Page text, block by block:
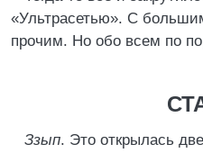
«Ультрасетью». С
прочим. Но обо всем по
Ззып. Это открылась